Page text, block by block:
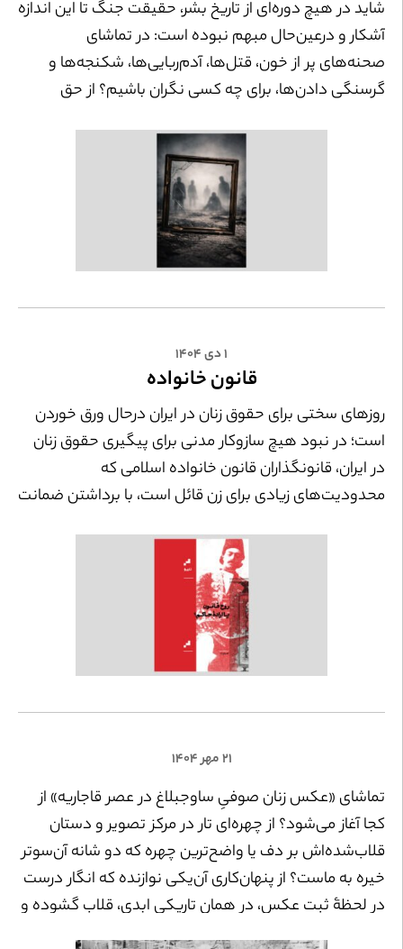
شاید در هیچ دوره‌ای از تاریخ بشر، حقیقت جنگ تا این اندازه
آشکار و در‌عین‌حال مبهم نبوده است: در تماشای
صحنه‌های پر از خون، قتل‌ها، آدم‌ربایی‌ها، شکنجه‌ها و
گرسنگی دادن‌ها، برای چه کسی نگران باشیم؟ از حق
است: برای همگان، برای هر بدنی. به این دلیل که ما
انسان‌ها همگی شکننده و آسیب‌پذیریم. در سراسر تاریخ،
جنگ فقط میدان درگیری نظامی نبوده، بلکه میدانی برای
تعیین ارزش جان انسان‌ها بوده است. قدرت‌های سیاسی
همواره تلاش کرده‌اند با روایت‌های اخلاقی، مرگ و خشونت
۱ دی ۱۴۰۴
قانون خانواده
روزهای سختی برای حقوق زنان در ایران درحال ورق خوردن
است؛ در نبود هیچ سازوکار مدنی برای پیگیری حقوق زنان
در ایران، قانونگذاران قانون خانواده اسلامی که
محدودیت‌های زیادی برای زن قائل است، با برداشتن ضمانت
خانواده را نیز از او سلب کرده‌اند.
۲۱ مهر ۱۴۰۴
تماشای «عکس زنان صوفیِ ساوجبلاغ در عصر قاجاریه» از
کجا آغاز می‌شود؟ از چهره‌‌ای تار در مرکز تصویر و دستان
قلاب‌شده‌اش بر دف یا واضح‌ترین چهره که دو شانه آن‌سوتر
خیره به ماست؟ از پنهان‌کاری آن‌یکی نوازنده که انگار درست
در لحظۀ ثبت عکس، در همان تاریکی ابدی، قلاب گشوده و
چهره بسته است؟